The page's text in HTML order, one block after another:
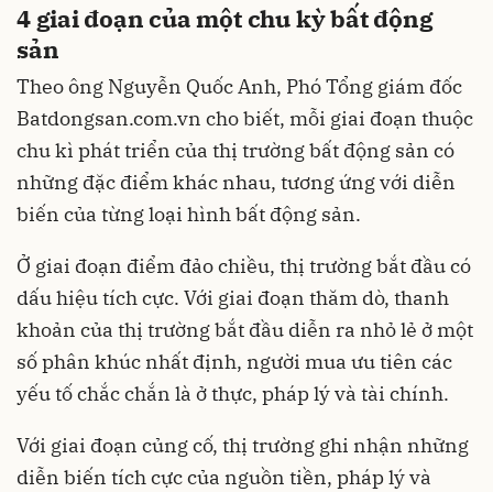
4 giai đoạn của một chu kỳ bất động
sản
Theo ông Nguyễn Quốc Anh, Phó Tổng giám đốc
Batdongsan.com.vn cho biết, mỗi giai đoạn thuộc
chu kì phát triển của thị trường bất động sản có
những đặc điểm khác nhau, tương ứng với diễn
biến của từng loại hình bất động sản.
Ở giai đoạn điểm đảo chiều, thị trường bắt đầu có
dấu hiệu tích cực. Với giai đoạn thăm dò, thanh
khoản của thị trường bắt đầu diễn ra nhỏ lẻ ở một
số phân khúc nhất định, người mua ưu tiên các
yếu tố chắc chắn là ở thực, pháp lý và tài chính.
Với giai đoạn củng cố, thị trường ghi nhận những
diễn biến tích cực của nguồn tiền, pháp lý và